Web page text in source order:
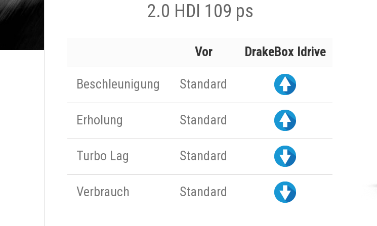
2.0 HDI 109 ps
Vor DrakeBox Idrive
Beschleunigung Standard
Erholung Standard
Turbo Lag Standard
Verbrauch Standard